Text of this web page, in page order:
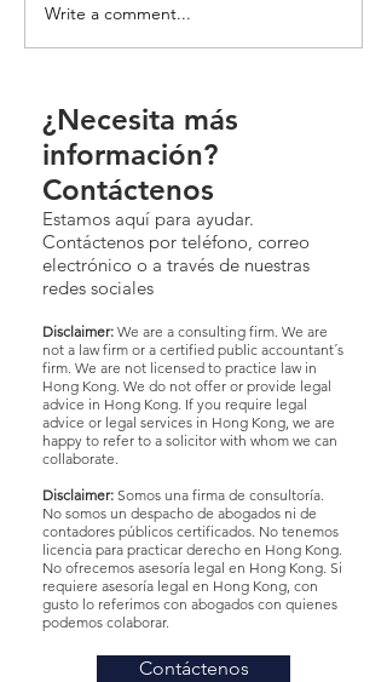
Write a comment...
¿Necesita más
información?
Contáctenos
Estamos aquí para ayudar.
Contáctenos por teléfono, correo
electrónico o a través de nuestras
redes sociales
Disclaimer: We are a consulting firm. We are
not a law firm or a certified public accountant´s
firm. We are not licensed to practice law in
Hong Kong. We do not offer or provide legal
advice in Hong Kong. If you require legal
advice or legal services in Hong Kong, we are
happy to refer to a solicitor with whom we can
collaborate.
Disclaimer: Somos una firma de consultoría.
No somos un despacho de abogados ni de
contadores públicos certificados. No tenemos
licencia para practicar derecho en Hong Kong.
No ofrecemos asesoría legal en Hong Kong. Si
requiere asesoría legal en Hong Kong, con
gusto lo referimos con abogados con quienes
podemos colaborar.
Contáctenos